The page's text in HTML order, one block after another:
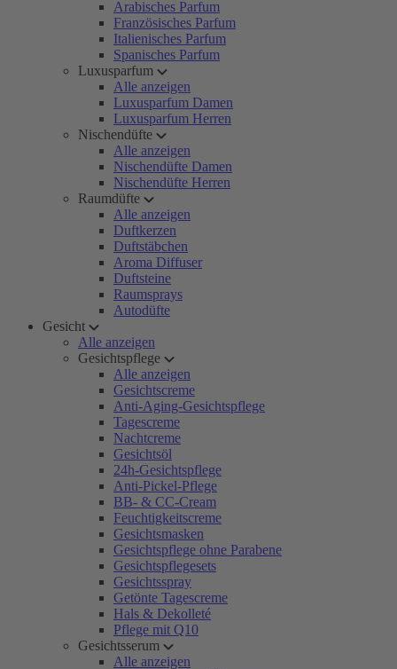
Arabisches Parfum
Französisches Parfum
Italienisches Parfum
Spanisches Parfum
Luxusparfum
Alle anzeigen
Luxusparfum Damen
Luxusparfum Herren
Nischendüfte
Alle anzeigen
Nischendüfte Damen
Nischendüfte Herren
Raumdüfte
Alle anzeigen
Duftkerzen
Duftstäbchen
Aroma Diffuser
Duftsteine
Raumsprays
Autodüfte
Gesicht
Alle anzeigen
Gesichtspflege
Alle anzeigen
Gesichtscreme
Anti-Aging-Gesichtspflege
Tagescreme
Nachtcreme
Gesichtsöl
24h-Gesichtspflege
Anti-Pickel-Pflege
BB- & CC-Cream
Feuchtigkeitscreme
Gesichtsmasken
Gesichtspflege ohne Parabene
Gesichtspflegesets
Gesichtsspray
Getönte Tagescreme
Hals & Dekolleté
Pflege mit Q10
Gesichtsserum
Alle anzeigen